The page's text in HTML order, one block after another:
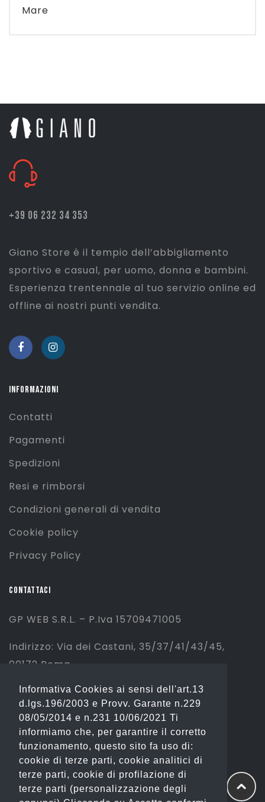
Mare
+39 06 232 34 353
Giano Store è il tempio dell’abbigliamento
sportivo e casual, per uomo, donna e bambini.
Esperienza trentennale al tuo servizio online ed
offline ai nostri punti vendita.
INFORMAZIONI
Contatti
Pagamenti
Spedizioni
Resi e rimborsi
Condizioni generali di vendita
Cookie policy
Privacy Policy
CONTATTACI
GP WEB S.R.L. – P.Iva 15709471005
Indirizzo: Via dei Castani, 35/37/41/43/45,
00172 Roma
Tel: 06 2310844 (Sport) – 06 23234353
(Fashion)
Email: info@gianostore.com
ORARI
Informativa Cookies ai sensi dell'art.13
d.lgs.196/2003 e Provv. Garante n.229
08/05/2014 e n.231 10/06/2021 Ti
informiamo che, per garantire il corretto
funzionamento, questo sito fa uso di:
cookie di terze parti, cookie analitici di
terze parti, cookie di profilazione di
terze parti (personalizzazione degli